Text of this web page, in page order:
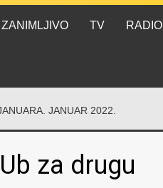
ZANIMLJIVO TV RADIO
JANUAR 2022.
za drugu